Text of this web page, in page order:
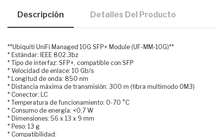
Descripción Detalles Del Producto
**Ubiquiti UniFi Managed 10G SFP+ Module (UF-MM-10G)**
* Estándar: IEEE 802.3bz
* Tipo de interfaz: SFP+, compatible con SFP
* Velocidad de enlace: 10 Gb/s
* Longitud de onda: 850 nm
* Distancia máxima de transmisión: 300 m (fibra multimodo OM3)
* Conector: LC
* Temperatura de funcionamiento: 0-70 °C
* Consumo de energía: <0,7 W
* Dimensiones: 56 x 13 x 9 mm
* Peso: 13 g
* Compatibilidad: